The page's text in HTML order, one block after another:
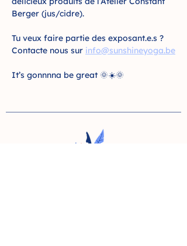
Berger (jus/cidre).
Tu veux faire partie des exposant.e.s ?
Contacte nous sur info@sunshineyoga.be
It’s gonnnna be great 🌞☀️🌞